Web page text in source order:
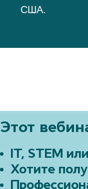
США.
Этот
IT, STEM
Хотите